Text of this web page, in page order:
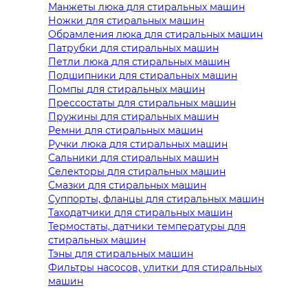
Манжеты люка для стиральных машин
Ножки для стиральных машин
Обрамления люка для стиральных машин
Патрубки для стиральных машин
Петли люка для стиральных машин
Подшипники для стиральных машин
Помпы для стиральных машин
Прессостаты для стиральных машин
Пружины для стиральных машин
Ремни для стиральных машин
Ручки люка для стиральных машин
Сальники для стиральных машин
Селекторы для стиральных машин
Смазки для стиральных машин
Суппорты, фланцы для стиральных машин
Таходатчики для стиральных машин
Термостаты, датчики температуры для
стиральных машин
Тэны для стиральных машин
Фильтры насосов, улитки для стиральных
машин